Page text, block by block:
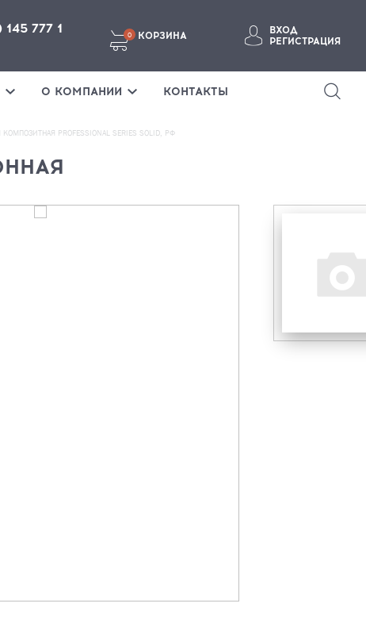
777 1 0 КОРЗИНА
ВХОД
РЕГИСТРАЦИЯ
О КОМПАНИИ КОНТАКТЫ
PROFESSIONAL SERIES SOLID, РФ